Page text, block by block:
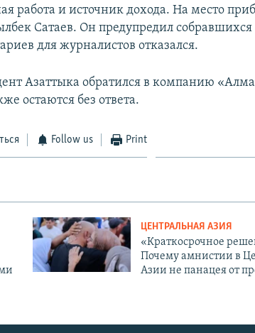
работа и источник дохода. На место
Сатаев. Он предупредил
для журналистов отказался.
Азаттыка обратился в компанию
остаются без ответа.
Follow us Print
ЦЕНТРАЛЬНАЯ АЗИЯ
«Краткосрочное
Почему амнистии в
Азии не панацея от